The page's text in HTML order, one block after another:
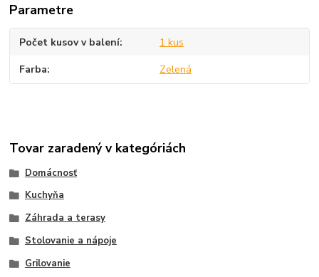
Parametre
Počet kusov v balení 1 kus
Farba Zelená
Tovar zaradený v kategóriách
Domácnosť
Kuchyňa
Záhrada a terasy
Stolovanie a nápoje
Grilovanie